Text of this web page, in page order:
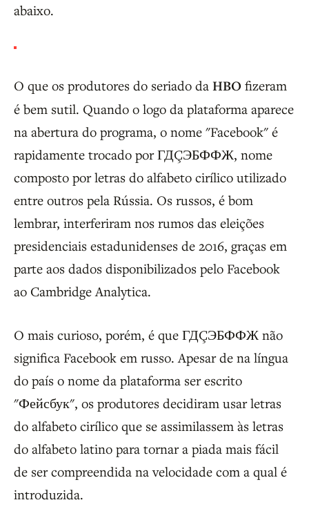
abaixo.
O que os produtores do seriado da HBO fizeram
é bem sutil. Quando o logo da plataforma aparece
na abertura do programa, o nome "Facebook" é
rapidamente trocado por ГДÇЭБФФЖ, nome
composto por letras do alfabeto cirílico utilizado
entre outros pela Rússia. Os russos, é bom
lembrar, interferiram nos rumos das eleições
presidenciais estadunidenses de 2016, graças em
parte aos dados disponibilizados pelo Facebook
ao Cambridge Analytica.
O mais curioso, porém, é que ГДÇЭБФФЖ não
significa Facebook em russo. Apesar de na língua
do país o nome da plataforma ser escrito
"Фейсбук", os produtores decidiram usar letras
do alfabeto cirílico que se assimilassem às letras
do alfabeto latino para tornar a piada mais fácil
de ser compreendida na velocidade com a qual é
introduzida.